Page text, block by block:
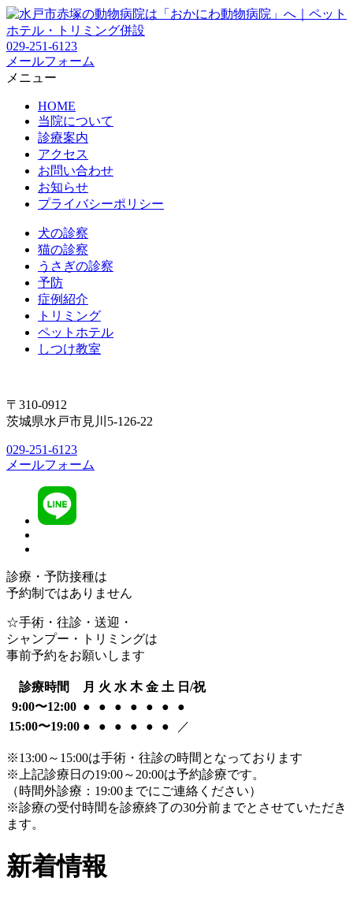
029-251-6123
メールフォーム
メニュー
HOME
当院について
診療案内
アクセス
お問い合わせ
お知らせ
プライバシーポリシー
犬の診察
猫の診察
うさぎの診察
予防
症例紹介
トリミング
ペットホテル
しつけ教室
〒310-0912
茨城県水戸市見川5-126-22
029-251-6123
メールフォーム
診療・予防接種は
予約制ではありません
☆手術・往診・送迎・
シャンプー・トリミングは
事前予約をお願いします
診療時間 月 火 水 木 金 土 日/祝
9:00〜12:00 ● ● ● ● ● ●
●
15:00〜19:00 ● ● ● ● ● ● ／
※13:00～15:00は手術・往診の時間となっております
※上記診療日の19:00～20:00は予約診療です。
（時間外診療：19:00までにご連絡ください）
※診療の受付時間を診療終了の30分前までとさせていただき
ます。
新着情報